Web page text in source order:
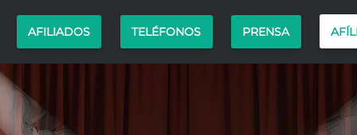
AFILIADOS TELÉFONOS PRENSA